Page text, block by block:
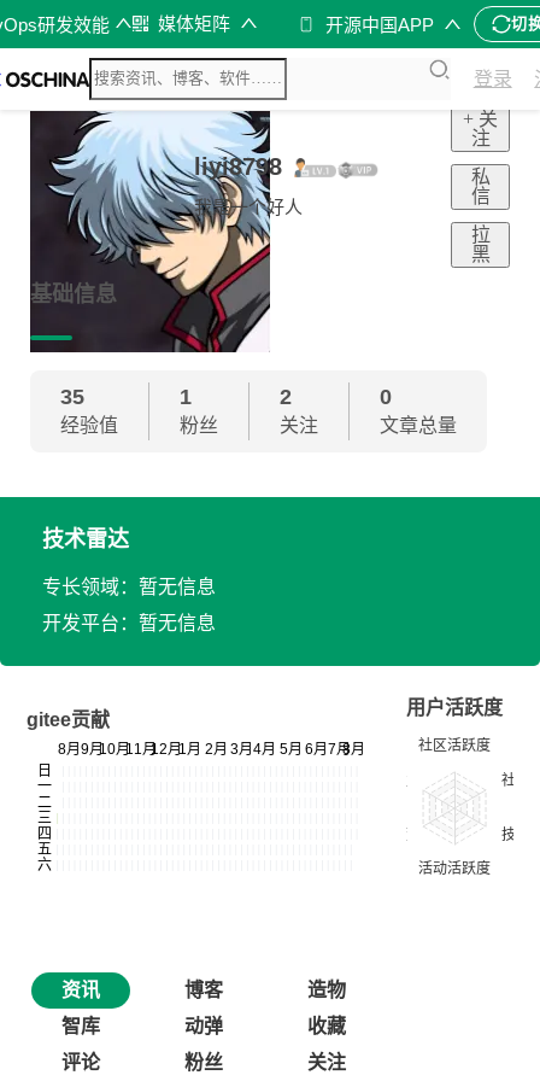
研发效能 媒体矩阵 开源中国APP 切
登录
liyi8798
我是一个好人
+ 关
注
私
信
拉
黑
基础信息
35
经验值
1
粉丝
2
关注
0
文章总量
技术雷达
专长领域：暂无信息
开发平台：暂无信息
gitee贡献
用户活跃度
资讯 博客
造物
智库
动弹
收藏
评论
粉丝 关注